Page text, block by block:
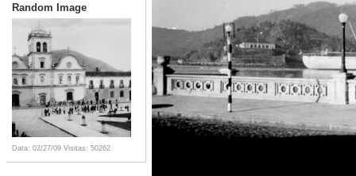
Random Image
Data: 02/27/09 Visitas: 50262